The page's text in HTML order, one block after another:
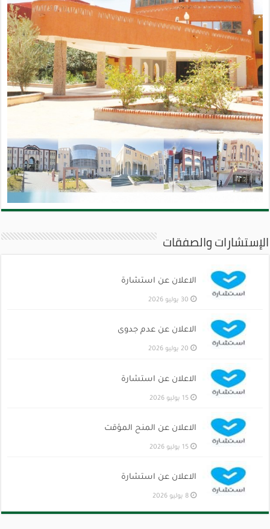
الإستشارات والصفقات
الاعلان عن استشارة
30 يوليو 2026
الاعلان عن عدم جدوى
20 يوليو 2026
الاعلان عن استشارة
15 يوليو 2026
الاعلان عن المنح المؤقت
15 يوليو 2026
الاعلان عن استشارة
8 يوليو 2026